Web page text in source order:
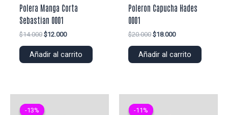
Polera Manga Corta
Sebastian 0001
$14.000 El
original
$12.000El
actual
Añadir al carrito
Poleron Capucha Hades
0001
$20.000 El
original
$18.000El
actual
Añadir al carrito
-13%
-13% -11%
-11%